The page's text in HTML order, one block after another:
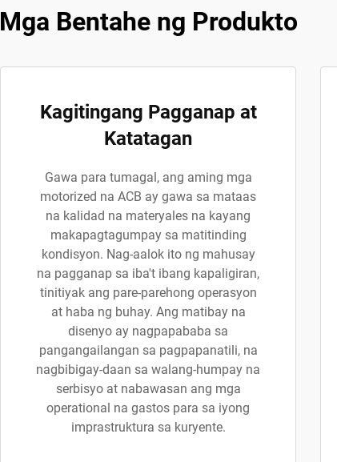
Mga Bentahe ng Produkto
Kagitingang Pagganap at
Katatagan
Gawa para tumagal, ang aming mga
motorized na ACB ay gawa sa mataas
na kalidad na materyales na kayang
makapagtagumpay sa matitinding
kondisyon. Nag-aalok ito ng mahusay
na pagganap sa iba't ibang kapaligiran,
tinitiyak ang pare-parehong operasyon
at haba ng buhay. Ang matibay na
disenyo ay nagpapababa sa
pangangailangan sa pagpapanatili, na
nagbibigay-daan sa walang-humpay na
serbisyo at nabawasan ang mga
operational na gastos para sa iyong
imprastruktura sa kuryente.